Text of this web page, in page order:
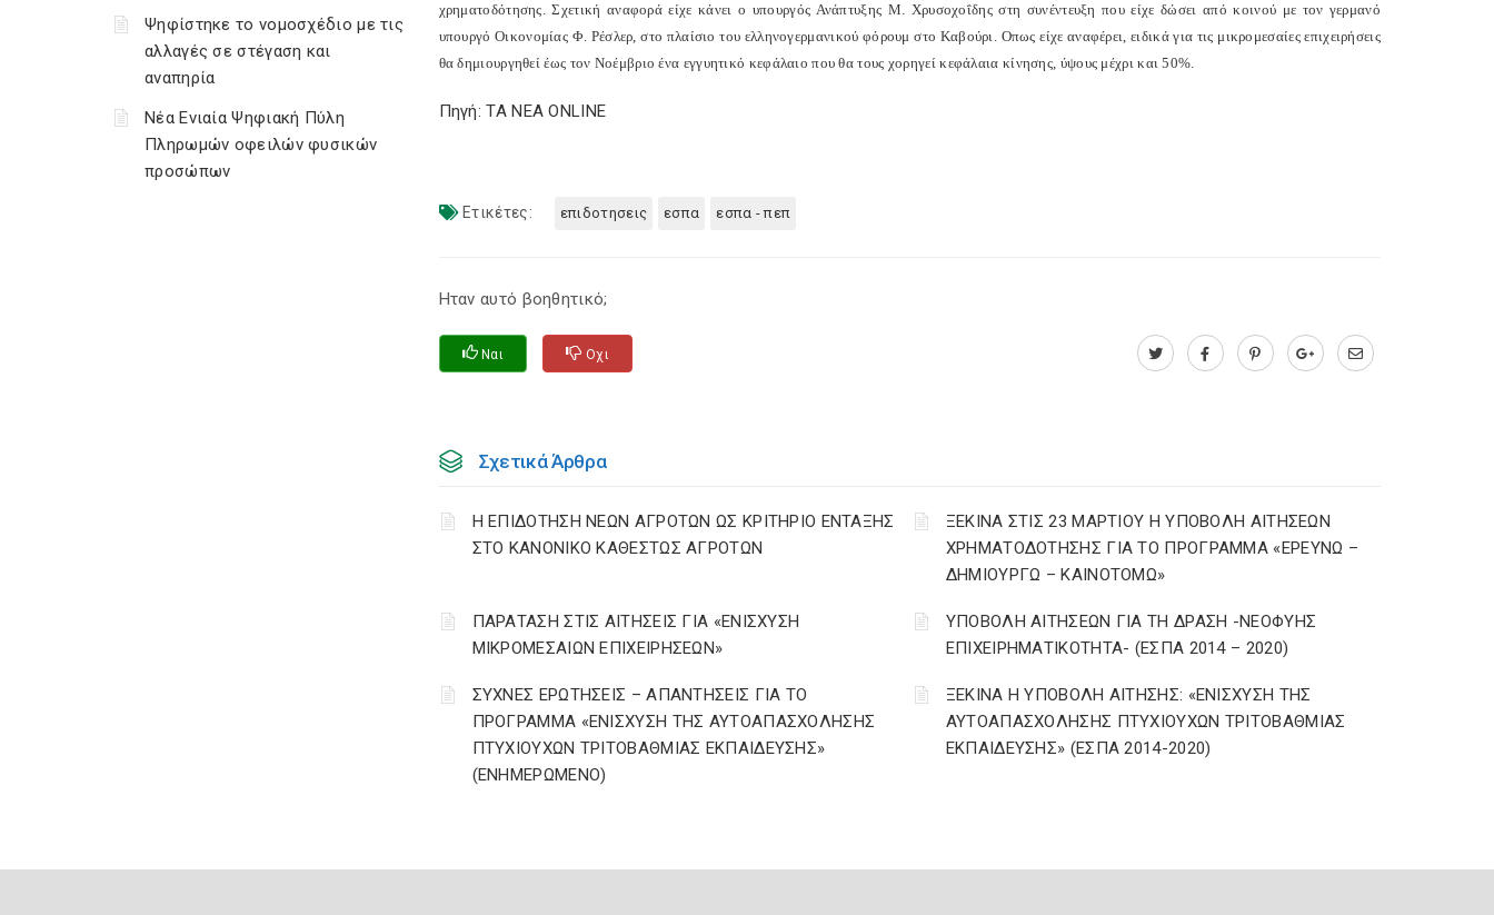
Ψηφίστηκε το νομοσχέδιο με τις
αλλαγές σε στέγαση και
αναπηρία
Νέα Ενιαία Ψηφιακή Πύλη
Πληρωμών οφειλών φυσικών
προσώπων
χρηματοδότησης. Σχετική αναφορά είχε κάνει ο υπουργός Ανάπτυξης Μ. Χρυσοχοΐδης στη συνέντευξη που είχε δώσει από κοινού με τον γερμανό
υπουργό Οικονομίας Φ. Ρέσλερ, στο πλαίσιο του ελληνογερμανικού φόρουμ στο Καβούρι. Οπως είχε αναφέρει, ειδικά για τις μικρομεσαίες επιχειρήσεις
θα δημιουργηθεί έως τον Νοέμβριο ένα εγγυητικό κεφάλαιο που θα τους χορηγεί κεφάλαια κίνησης, ύψους μέχρι και 50%.
Πηγή: TA NEA ONLINE
Ετικέτες: επιδοτησεις εσπα εσπα - πεπ
Ηταν αυτό βοηθητικό;
Ναι Οχι
Σχετικά Άρθρα
Η ΕΠΙΔΟΤΗΣΗ ΝΕΩΝ ΑΓΡΟΤΩΝ ΩΣ ΚΡΙΤΗΡΙΟ ΕΝΤΑΞΗΣ
ΣΤΟ ΚΑΝΟΝΙΚΟ ΚΑΘΕΣΤΩΣ ΑΓΡΟΤΩΝ
ΞΕΚΙΝΑ ΣΤΙΣ 23 ΜΑΡΤΙΟΥ Η ΥΠΟΒΟΛΗ ΑΙΤΗΣΕΩΝ
ΧΡΗΜΑΤΟΔΟΤΗΣΗΣ ΓΙΑ ΤΟ ΠΡΟΓΡΑΜΜΑ «ΕΡΕΥΝΩ –
ΔΗΜΙΟΥΡΓΩ – ΚΑΙΝΟΤΟΜΩ»
ΠΑΡΑΤΑΣΗ ΣΤΙΣ ΑΙΤΗΣΕΙΣ ΓΙΑ «ΕΝΙΣΧΥΣΗ
ΜΙΚΡΟΜΕΣΑΙΩΝ ΕΠΙΧΕΙΡΗΣΕΩΝ»
ΥΠΟΒΟΛΗ ΑΙΤΗΣΕΩΝ ΓΙΑ ΤΗ ΔΡΑΣΗ -ΝΕΟΦΥΗΣ
ΕΠΙΧΕΙΡΗΜΑΤΙΚΟΤΗΤΑ- (ΕΣΠΑ 2014 – 2020)
ΣΥΧΝΕΣ ΕΡΩΤΗΣΕΙΣ – ΑΠΑΝΤΗΣΕΙΣ ΓΙΑ ΤΟ
ΠΡΟΓΡΑΜΜΑ «ΕΝΙΣΧΥΣΗ ΤΗΣ ΑΥΤΟΑΠΑΣΧΟΛΗΣΗΣ
ΠΤΥΧΙΟΥΧΩΝ ΤΡΙΤΟΒΑΘΜΙΑΣ ΕΚΠΑΙΔΕΥΣΗΣ»
(ΕΝΗΜΕΡΩΜΕΝΟ)
ΞΕΚΙΝΑ Η ΥΠΟΒΟΛΗ ΑΙΤΗΣΗΣ: «ΕΝΙΣΧΥΣΗ ΤΗΣ
ΑΥΤΟΑΠΑΣΧΟΛΗΣΗΣ ΠΤΥΧΙΟΥΧΩΝ ΤΡΙΤΟΒΑΘΜΙΑΣ
ΕΚΠΑΙΔΕΥΣΗΣ» (ΕΣΠΑ 2014-2020)